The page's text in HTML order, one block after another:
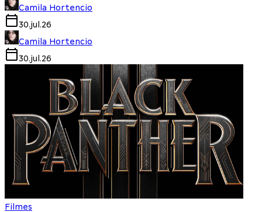
Camila Hortencio
30.jul.26
Camila Hortencio
30.jul.26
Filmes